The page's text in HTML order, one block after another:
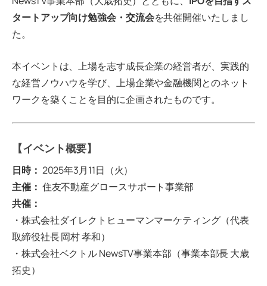
タートアップ向け勉強会・交流会を共催開催いたしまし
た。
本イベントは、上場を志す成長企業の経営者が、実践的
な経営ノウハウを学び、上場企業や金融機関とのネット
ワークを築くことを目的に企画されたものです。
【イベント概要】
日時： 2025年3月11日（火）
主催： 住友不動産グロースサポート事業部
共催：
・株式会社ダイレクトヒューマンマーケティング（代表
取締役社長 岡村 孝和）
・株式会社ベクトル NewsTV事業本部（事業本部長 大歳
拓史）